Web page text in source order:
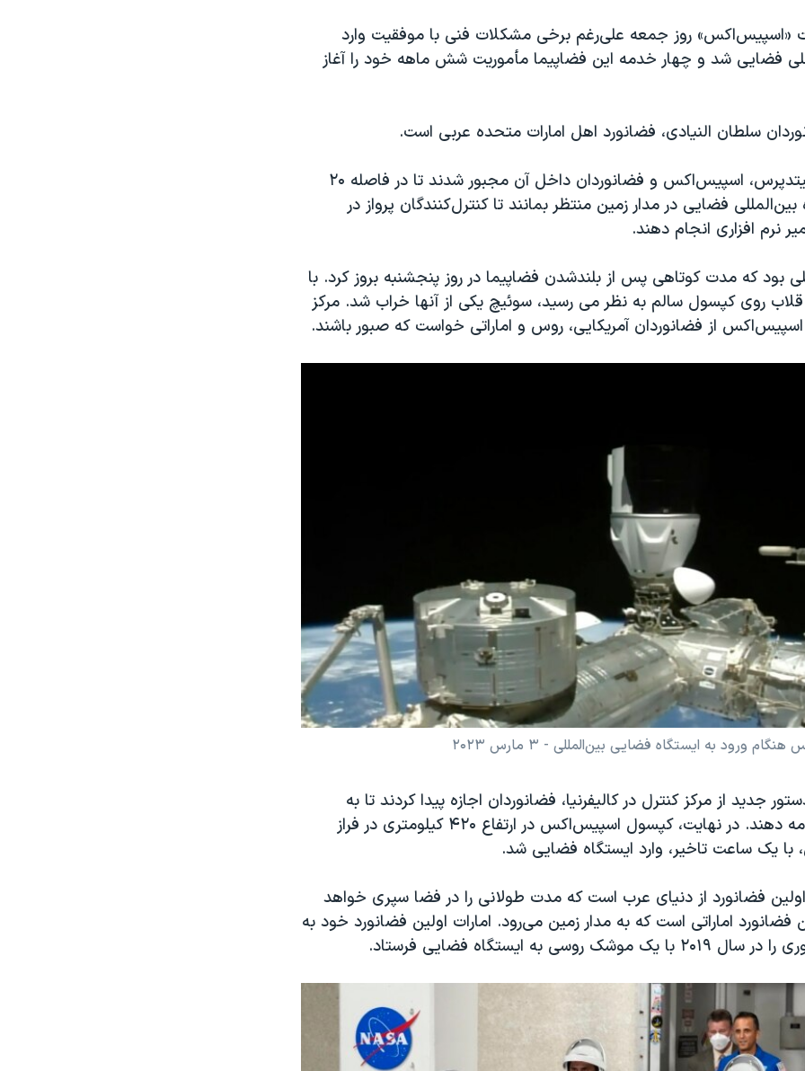
«اسپیس‌اکس» روز جمعه علی‌رغم برخی مشکلات فنی با موفقیت وارد
فضایی شد و چهار خدمه این فضاپیما مأموریت شش ماهه خود را آغاز
سلطان النیادی، فضانورد اهل امارات متحده عربی است.
به گزارش آسوشیتدپرس، اسپیس‌اکس و فضانوردان داخل آن مجبور شدند تا در فاصله ۲۰
فضایی در مدار زمین منتظر بمانند تا کنترل‌کنندگان پرواز در
نرم افزاری انجام دهند.
بود که مدت کوتاهی پس از بلند‌شدن فضاپیما در روز پنجشنبه بروز کرد. با
تمامی ۱۲ قلاب روی کپسول سالم به نظر می رسید، سوئیچ یکی از آنها خراب شد. مرکز
از فضانوردان آمریکایی، روس و اماراتی خواست که صبور باشند.
ورود به ایستگاه فضایی بین‌المللی - ۳ مارس ۲۰۲۳
جدید از مرکز کنترل در کالیفرنیا، فضانوردان اجازه پیدا کردند تا به
فعالیت خود ادامه دهند. در نهایت، کپسول اسپیس‌اکس در ارتفاع ۴۲۰ کیلومتری در فراز
یک ساعت تاخیر، وارد ایستگاه فضایی شد.
فضانورد از دنیای عرب است که مدت طولانی را در فضا سپری خواهد
فضانورد اماراتی است که به مدار زمین می‌رود. امارات اولین فضانورد خود به
روسی به ایستگاه فضایی فرستاد.